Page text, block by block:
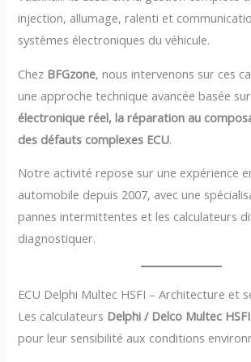
injection, allumage, ralenti et
systèmes électroniques du véhicule.
Chez BFGzone, nous intervenons sur ces
une approche technique avancée basée
électronique réel, la réparation au
des défauts complexes ECU.
Notre activité repose sur une expérience
automobile depuis 2007, avec une
pannes intermittentes et les calculateurs
diagnostiquer.
ECU Delphi Multec HSFI – Architecture et
Les calculateurs Delphi / Delco Multec
pour leur sensibilité aux conditions